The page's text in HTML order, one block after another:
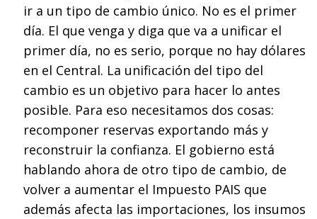
ir a un tipo de cambio único. No es el primer
día. El que venga y diga que va a unificar el
primer día, no es serio, porque no hay dólares
en el Central. La unificación del tipo del
cambio es un objetivo para hacer lo antes
posible. Para eso necesitamos dos cosas:
recomponer reservas exportando más y
reconstruir la confianza. El gobierno está
hablando ahora de otro tipo de cambio, de
volver a aumentar el Impuesto PAIS que
además afecta las importaciones, los insumos